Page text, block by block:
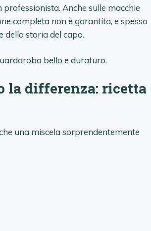
Anche sulle macchie
completa non è garantita, e spesso
della storia del capo.
bello e duraturo.
la differenza: ricetta
una miscela sorprendentemente